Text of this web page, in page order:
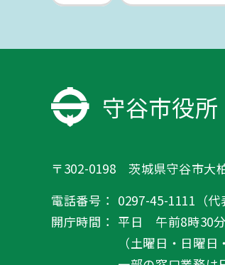
守谷市役所
〒302-0198 茨城県守谷市大
電話番号： 0297-45-1111（代
開庁時間： 平日 午前8時30
（土曜日・日曜日